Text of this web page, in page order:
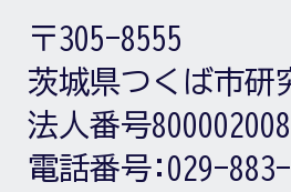
〒305-8555
茨城県つくば市研
法人番号
電話番号: 029-883-